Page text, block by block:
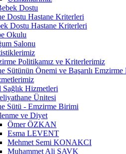
Dostu
Dostu Hastane Kriterleri
Dostu Hastane Kriterleri
Okulu
Salonu
Politikamız ve Kriterlerimiz
Sütünün Önemi ve Başarılı
Sağlık Hizmetleri
Ünitesi
Sütü - Emzirme Birimi
ve Diyet
Ömer ÖZKAN
Esma LEVENT
Mehmet Semi KONAKCI
Muhammet Ali ŞAVK